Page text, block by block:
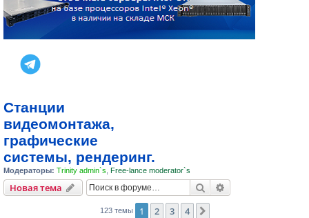
Станции
видеомонтажа,
графические
системы, рендеринг.
Модераторы: Trinity admin`s Free-lance moderator`s
Новая тема Поиск
123 темы 1 2 3 4